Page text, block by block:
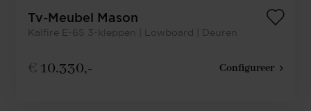
Tv-Meubel Mason
Kalfire E-65 3-kleppen | Lowboard | Deuren
€ 10.330,- Configureer